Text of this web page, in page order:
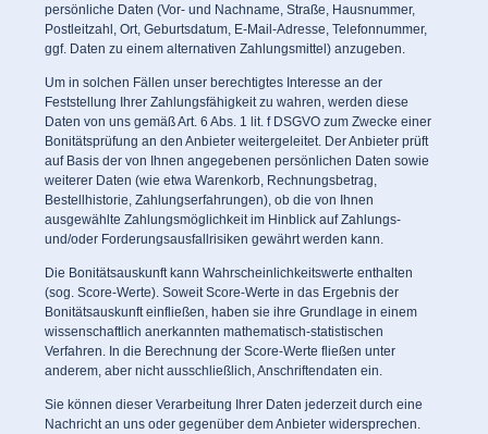
persönliche Daten (Vor- und Nachname, Straße, Hausnummer,
Postleitzahl, Ort, Geburtsdatum, E-Mail-Adresse, Telefonnummer,
ggf. Daten zu einem alternativen Zahlungsmittel) anzugeben.
Um in solchen Fällen unser berechtigtes Interesse an der
Feststellung Ihrer Zahlungsfähigkeit zu wahren, werden diese
Daten von uns gemäß Art. 6 Abs. 1 lit. f DSGVO zum Zwecke einer
Bonitätsprüfung an den Anbieter weitergeleitet. Der Anbieter prüft
auf Basis der von Ihnen angegebenen persönlichen Daten sowie
weiterer Daten (wie etwa Warenkorb, Rechnungsbetrag,
Bestellhistorie, Zahlungserfahrungen), ob die von Ihnen
ausgewählte Zahlungsmöglichkeit im Hinblick auf Zahlungs-
und/oder Forderungsausfallrisiken gewährt werden kann.
Die Bonitätsauskunft kann Wahrscheinlichkeitswerte enthalten
(sog. Score-Werte). Soweit Score-Werte in das Ergebnis der
Bonitätsauskunft einfließen, haben sie ihre Grundlage in einem
wissenschaftlich anerkannten mathematisch-statistischen
Verfahren. In die Berechnung der Score-Werte fließen unter
anderem, aber nicht ausschließlich, Anschriftendaten ein.
Sie können dieser Verarbeitung Ihrer Daten jederzeit durch eine
Nachricht an uns oder gegenüber dem Anbieter widersprechen.